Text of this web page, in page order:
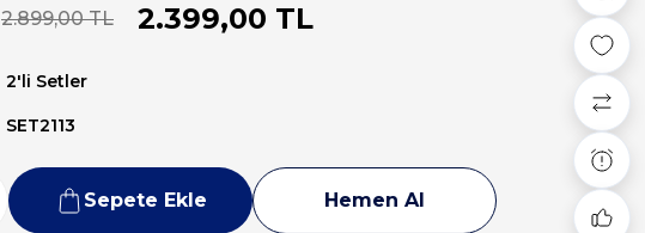
2.899,00 TL 2.399,00 TL
2'li Setler
SET2113
Sepete Ekle Hemen Al